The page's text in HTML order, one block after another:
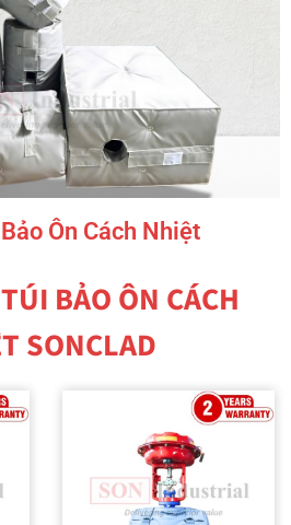
Ôn Cách Nhiệt
BẢO ÔN CÁCH
SONCLAD